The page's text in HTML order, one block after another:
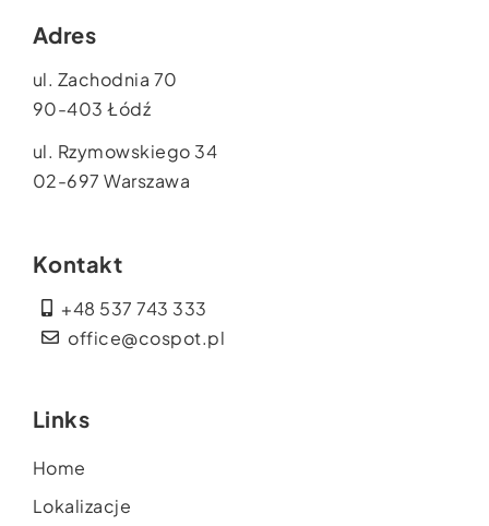
Adres
ul. Zachodnia 70
90-403 Łódź
ul. Rzymowskiego 34
02-697 Warszawa
Kontakt
+48 537 743 333
office@cospot.pl
Links
Home
Lokalizacje